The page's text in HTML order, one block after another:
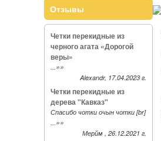
Отзывы
Четки перекидные из
черного агата «Дорогой
веры»
...»»
Alexandr, 17.04.2023 г.
Четки перекидные из
дерева "Кавказ"
Спасибо чотки очын чотки [br]
...»»
Мерйм , 26.12.2021 г.